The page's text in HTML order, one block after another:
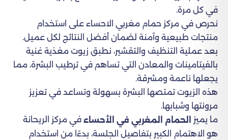
في كل مرة.
نحرص في مركز حمام مغربي الاحساء على استخدام
منتجات طبيعية وآمنة لضمان أفضل النتائج لكل عميل.
بعد عملية التنظيف والتقشير، نطبق زيوت مغذية غنية
بالفيتامينات والمعادن التي تساهم في ترطيب البشرة، مما
يجعلها ناعمة ومشرقة.
هذه الزيوت تمتصها البشرة بسهولة وتساعد في تعزيز
مرونتها وشبابها.
ما يميز
الحمام المغربي في الأحساء في مركز الريحانة
هو الاهتمام الكبير بتفاصيل الجلسة، بدءًا من استخدام